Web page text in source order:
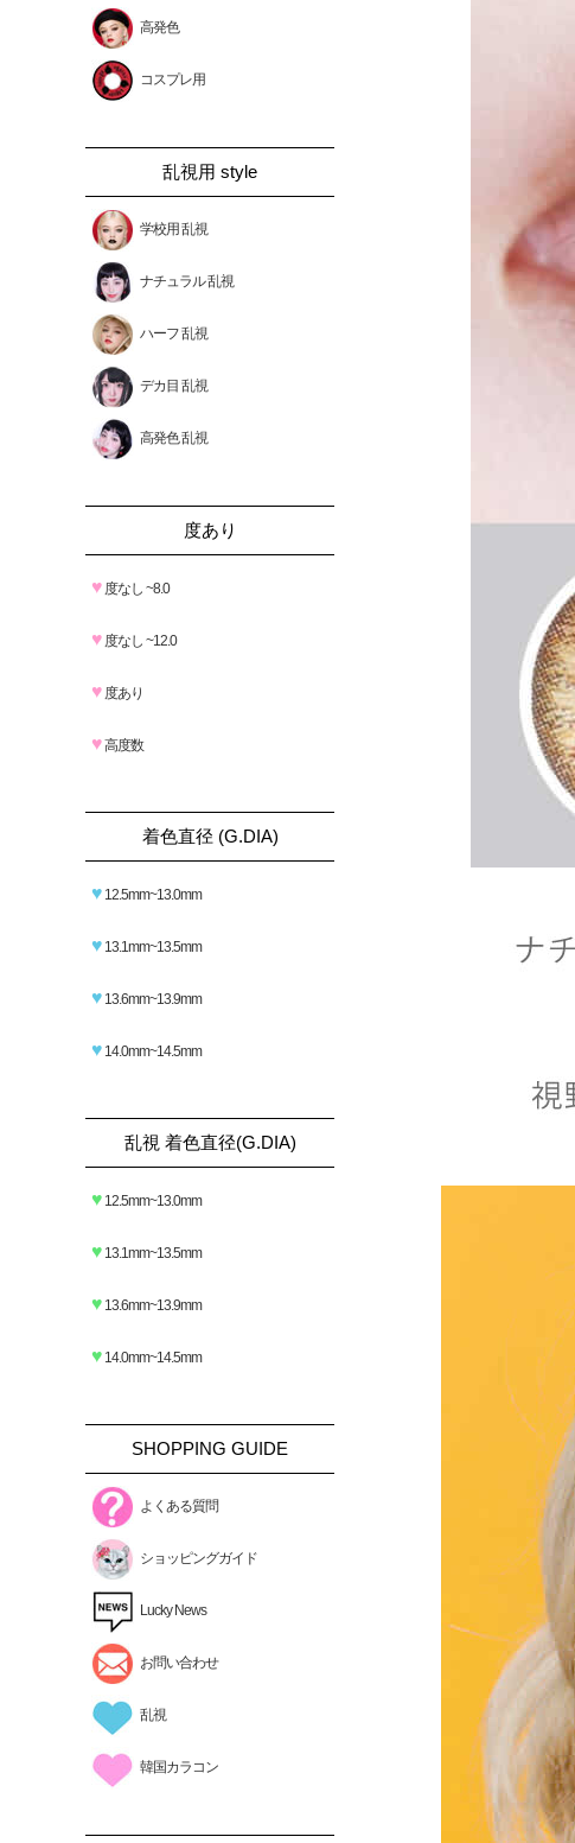
高発色
コスプレ用
乱視用 style
学校用 乱視
ナチュラル 乱視
ハーフ 乱視
デカ目 乱視
高発色 乱視
度あり
♥ 度なし ~8.0
♥ 度なし ~12.0
♥ 度あり
♥高度数
着色直径 (G.DIA)
♥ 12.5mm~13.0mm
♥ 13.1mm~13.5mm
♥ 13.6mm~13.9mm
♥ 14.0mm~14.5mm
乱視 着色直径(G.DIA)
♥ 12.5mm~13.0mm
♥ 13.1mm~13.5mm
♥ 13.6mm~13.9mm
♥ 14.0mm~14.5mm
SHOPPING GUIDE
よくある質問
ショッピングガイド
Lucky News
お問い合わせ
乱視
韓国カラコン